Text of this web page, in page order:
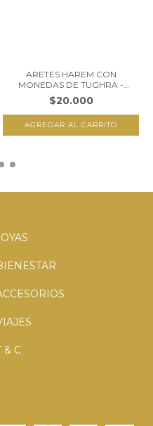
ARETES HAREM CON
MONEDAS DE TUGHRA -
PLA...
$20.000
& C